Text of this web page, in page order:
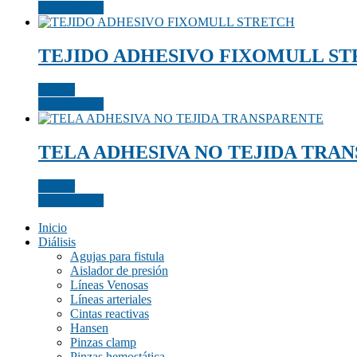
TEJIDO ADHESIVO FIXOMULL
TELA ADHESIVA NO TEJIDA
Inicio
Diálisis
Agujas para fistula
Aislador de presión
Líneas Venosas
Líneas arteriales
Cintas reactivas
Hansen
Pinzas clamp